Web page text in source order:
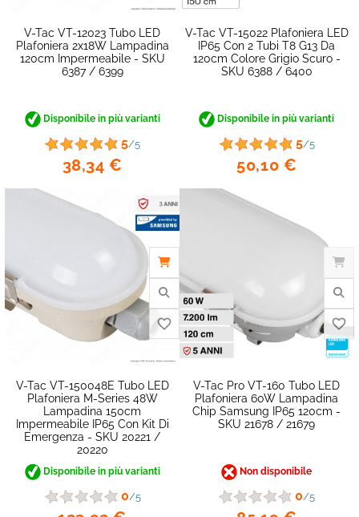
favorite_border
V-Tac VT-12023 Tubo LED
Plafoniera 2x18W Lampadina
120cm Impermeabile - SKU
6387 / 6399
Disponibile in più varianti
5/5
38,34 €
V-Tac VT-15022 Plafoniera LED
IP65 Con 2 Tubi T8 G13 Da
120cm Colore Grigio Scuro -
SKU 6388 / 6400
Disponibile in più varianti
5/5
50,10 €
V-Tac VT-150048E Tubo LED
Plafoniera M-Series 48W
Lampadina 150cm
Impermeabile IP65 Con Kit Di
Emergenza - SKU 20221 /
20220
Disponibile in più varianti
0/5
V-Tac Pro VT-160 Tubo LED
Plafoniera 60W Lampadina
Chip Samsung IP65 120cm -
SKU 21678 / 21679
Non disponibile
0/5